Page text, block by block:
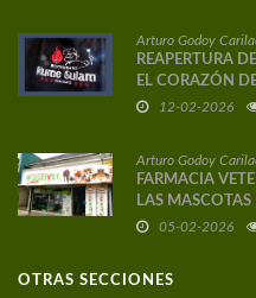
Arturo Godoy
REAPERTURA
EL CORAZÓN
12-02-2026
Arturo Godoy
FARMACIA
LAS
05-02-2026
OTRAS SECCIONES